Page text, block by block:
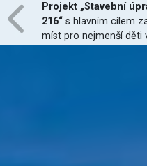
Investice do
infrastruktury pro
zapojení nových